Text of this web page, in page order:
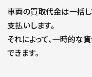
車両の買取代金は一括
支払いします。
それによって、一時的な
できます。